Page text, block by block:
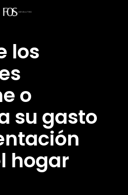
los
o
su gasto
hogar